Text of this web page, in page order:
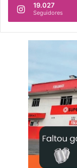
19.027
Seguidores